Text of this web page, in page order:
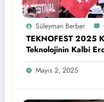
Süleyman Berber
TEKNOFEST 2025
Teknolojinin Kalbi
Mayıs 2, 2025